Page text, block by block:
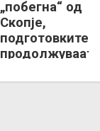
„побегна“ од
Скопје,
подготовките
продолжуваат